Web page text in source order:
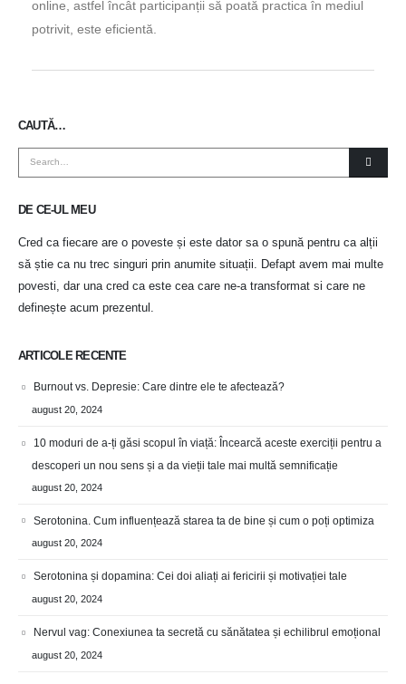
online, astfel încât participanții să poată practica în mediul
potrivit, este eficientă.
CAUTĂ…
DE CE-UL MEU
Cred ca fiecare are o poveste și este dator sa o spună pentru ca alții
să știe ca nu trec singuri prin anumite situații. Defapt avem mai multe
povesti, dar una cred ca este cea care ne-a transformat si care ne
definește acum prezentul.
ARTICOLE RECENTE
Burnout vs. Depresie: Care dintre ele te afectează?
august 20, 2024
10 moduri de a-ți găsi scopul în viață: Încearcă aceste exerciții pentru a
descoperi un nou sens și a da vieții tale mai multă semnificație
august 20, 2024
Serotonina. Cum influențează starea ta de bine și cum o poți optimiza
august 20, 2024
Serotonina și dopamina: Cei doi aliați ai fericirii și motivației tale
august 20, 2024
Nervul vag: Conexiunea ta secretă cu sănătatea și echilibrul emoțional
august 20, 2024